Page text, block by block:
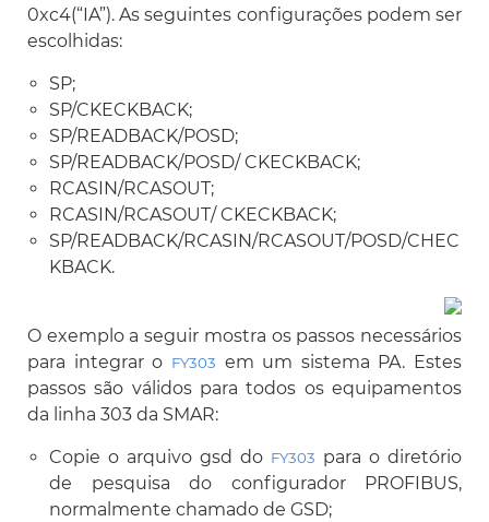
0xc4(“IA”). As seguintes configurações podem ser
escolhidas:
SP;
SP/CKECKBACK;
SP/READBACK/POSD;
SP/READBACK/POSD/ CKECKBACK;
RCASIN/RCASOUT;
RCASIN/RCASOUT/ CKECKBACK;
SP/READBACK/RCASIN/RCASOUT/POSD/CHEC
KBACK.
O exemplo a seguir mostra os passos necessários
para integrar o FY303 em um sistema PA. Estes
passos são válidos para todos os equipamentos
da linha 303 da SMAR:
Copie o arquivo gsd do FY303 para o diretório
de pesquisa do configurador PROFIBUS,
normalmente chamado de GSD;